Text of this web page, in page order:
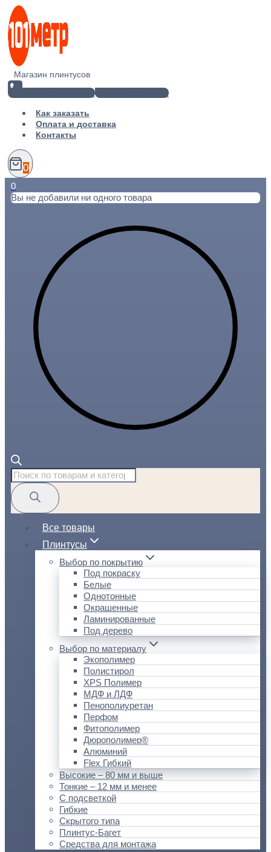
Перейти
содержимому
Магазин плинтусов
+7(812) 920-02-38
info@101metr.ru
Как заказать
Оплата и доставка
Контакты
0
0
Вы не добавили ни одного товара
Поиск
товаров
Все товары
Плинтусы
Выбор по покрытию
Под покраску
Белые
Однотонные
Окрашенные
Ламинированные
Под дерево
Выбор по материалу
Экополимер
Полистирол
XPS Полимер
МДФ и ЛДФ
Пенополиуретан
Перфом
Фитополимер
Дюрополимер®
Алюминий
Flex Гибкий
Высокие – 80 мм и выше
Тонкие – 12 мм и менее
С подсветкой
Гибкие
Скрытого типа
Плинтус-Багет
Средства для монтажа